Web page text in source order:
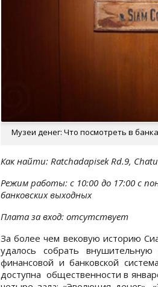
Музеи денег: Что посмотреть в
Как найти: Ratchadapisek Rd.9,
Режим работы: с 10:00 до 17:00 с
банковских выходных
Плата за вход: отсутствует
За более чем вековую историю
удалось собрать
финансовой и банковской
доступна общественности в